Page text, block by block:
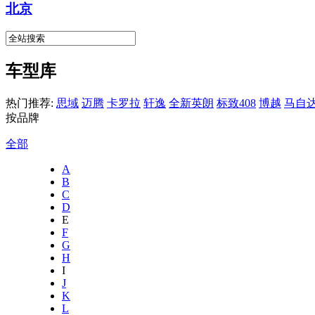
北京
车型库
热门推荐: 思域 迈腾 卡罗拉 轩逸 全新英朗 标致408 博越 马自
按品牌
全部
A
B
C
D
E
F
G
H
I
J
K
L